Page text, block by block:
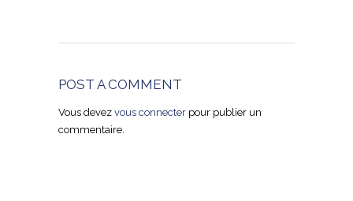
POST A COMMENT
Vous devez vous connecter pour publier un
commentaire.